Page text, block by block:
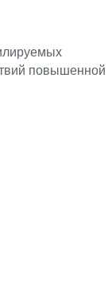
повышенной